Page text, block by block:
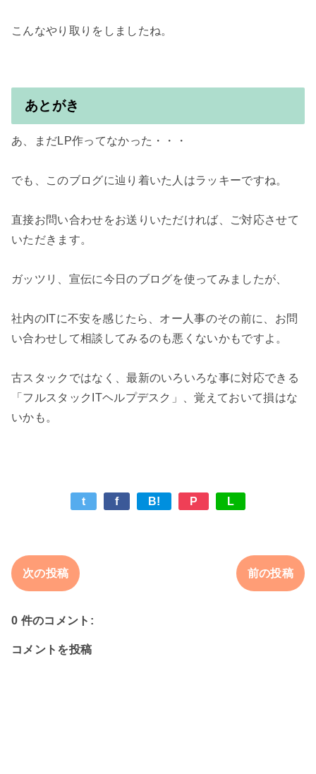
こんなやり取りをしましたね。
あとがき
あ、まだLP作ってなかった・・・
でも、このブログに辿り着いた人はラッキーですね。
直接お問い合わせをお送りいただければ、ご対応させて
いただきます。
ガッツリ、宣伝に今日のブログを使ってみましたが、
社内のITに不安を感じたら、オー人事のその前に、お問
い合わせして相談してみるのも悪くないかもですよ。
古スタックではなく、最新のいろいろな事に対応できる
「フルスタックITヘルプデスク」、覚えておいて損はな
t f B! P L
次の投稿 前の投稿
0 件のコメント:
コメントを投稿